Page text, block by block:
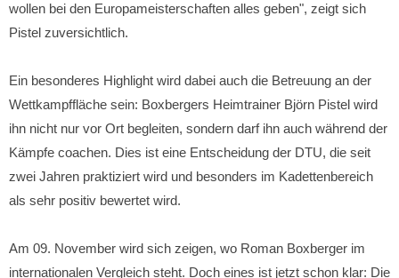
wollen bei den Europameisterschaften alles geben", zeigt sich
Pistel zuversichtlich.
Ein besonderes Highlight wird dabei auch die Betreuung an der
Wettkampffläche sein: Boxbergers Heimtrainer Björn Pistel wird
ihn nicht nur vor Ort begleiten, sondern darf ihn auch während der
Kämpfe coachen. Dies ist eine Entscheidung der DTU, die seit
zwei Jahren praktiziert wird und besonders im Kadettenbereich
als sehr positiv bewertet wird.
Am 09. November wird sich zeigen, wo Roman Boxberger im
internationalen Vergleich steht. Doch eines ist jetzt schon klar: Die